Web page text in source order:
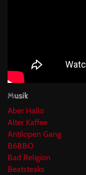
Musik
Aber Hallo
Alter Kaffee
Antilopen Gang
B6BBO
Bad Religion
Beatsteaks